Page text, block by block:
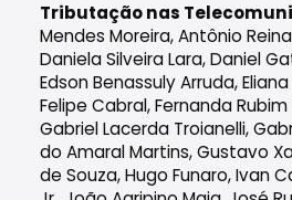
Tributação nas
Mendes Moreira, Antônio
Daniela Silveira Lara, Daniel
Edson Benassuly Arruda,
Felipe Cabral, Fernanda
Gabriel Lacerda Troianelli,
do Amaral Martins, Gustavo
de Souza, Hugo Funaro, Ivan